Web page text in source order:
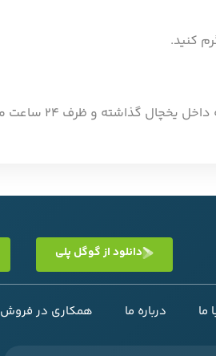
و ظرف ۲۴ ساعت مصرف شود.
دانلود از گوگل پلی
ما درباره ما همکاری در فروش